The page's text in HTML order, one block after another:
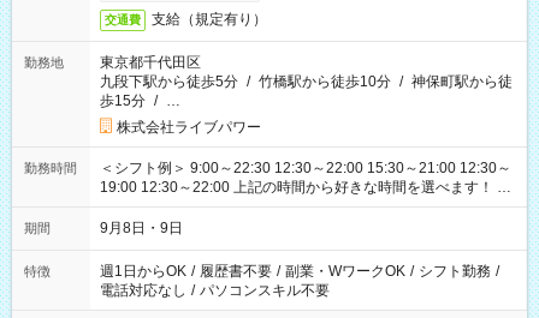
交通費 支給（規定有り）
勤務地
東京都千代田区
九段下駅から徒歩5分 / 竹橋駅から徒歩10分 / 神保町駅から徒
歩15分 / …
株式会社ライブパワー
勤務時間
＜シフト例＞ 9:00～22:30 12:30～22:00 15:30～21:00 12:30～
19:00 12:30～22:00 上記の時間から好きな時間を選べます！ ※
時間は変更となる可能性があります
期間 9月8日・9日
特徴 週1日からOK / 履歴書不要 / 副業・WワークOK / シフト勤務 /
電話対応なし / パソコンスキル不要